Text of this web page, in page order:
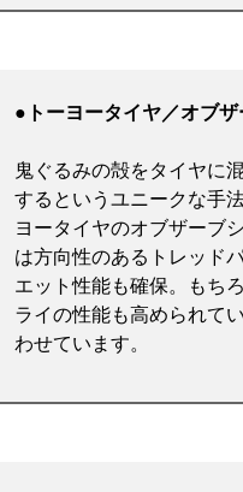
●トーヨータイヤ／オブザ
鬼ぐるみの殻をタイヤに
するというユニークな手
ヨータイヤのオブザーブ
は方向性のあるトレッド
エット性能も確保。もち
ライの性能も高められて
わせています。